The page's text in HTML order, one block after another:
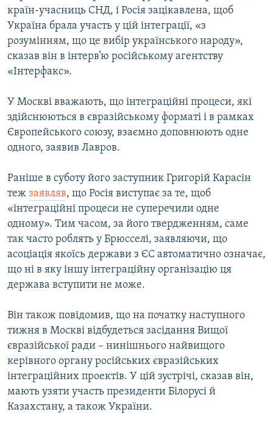
країн-учасниць СНД, і Росія зацікавлена, щоб
Україна брала участь у цій інтеграції, «з
розумінням, що це вибір українського народу»,
сказав він в інтерв’ю російському агентству
«Інтерфакс».
У Москві вважають, що інтеграційні процеси, які
здійснюються в євразійському форматі і в рамках
Європейського союзу, взаємно доповнюють одне
одного, заявив Лавров.
Раніше в суботу його заступник Григорій Карасін
теж заявляв, що Росія виступає за те, щоб
«інтеграційні процеси не суперечили одне
одному». Тим часом, за його твердженням, саме
так часто роблять у Брюсселі, заявляючи, що
асоціація якоїсь держави з ЄС автоматично означає,
що ні в яку іншу інтеграційну організацію ця
держава вступити не може.
Він також повідомив, що на початку наступного
тижня в Москві відбудеться засідання Вищої
євразійської ради – нинішнього найвищого
керівного органу російських євразійських
інтеграційних проектів. У цій зустрічі, сказав він,
мають узяти участь президенти Білорусі й
Казахстану, а також України.